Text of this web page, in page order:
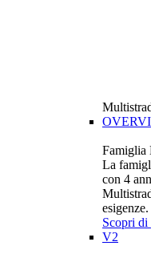
Famiglia
La
con 4
esigenze.
Scopri di
V2